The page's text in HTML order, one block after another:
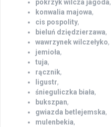
pokrzyk wilcza jagoda,
konwalia majowa,
cis pospolity,
bieluń dziędzierzawa,
wawrzynek wilczełyko,
jemioła,
tuja,
rącznik,
ligustr,
śnieguliczka biała,
bukszpan,
gwiazda betlejemska,
mulenbekia,